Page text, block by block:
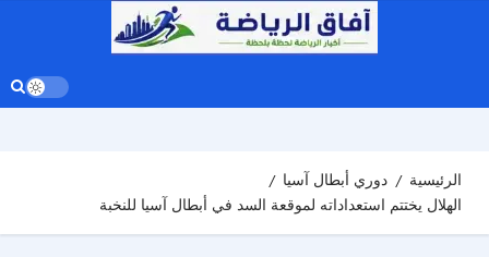
الرئيسية
دوري أبطال آسيا
الهلال يختتم استعداداته لموقعة السد في أبطال آسيا للنخبة